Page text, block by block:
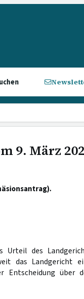
9. März
Urteil des
das Landgericht
Entscheidung über